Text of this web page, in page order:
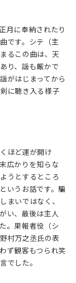
月に奉納されたり
です。シテ（主
るこの曲は、天
り、謡も厳かで
がはじまってから
に聴き入る様子
ほど運が開け
広かりを知らな
うとするところ
いうお話です。騙
まいではなく、
い、最後は主人
。果報者役（シ
村万之丞氏の表
ず観客もつられ笑
でした。